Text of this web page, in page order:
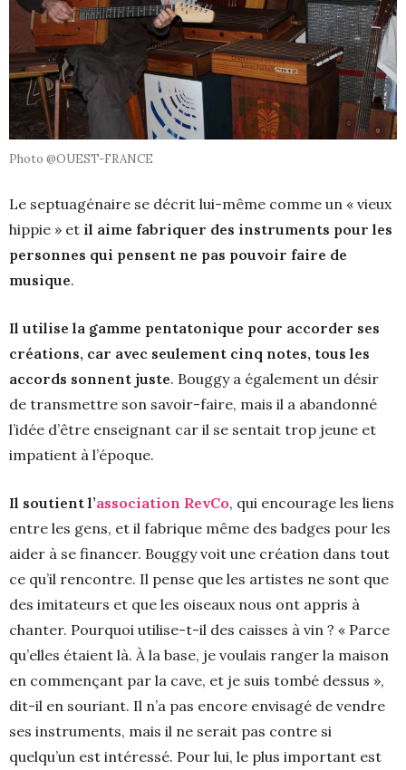
Photo @OUEST-FRANCE
Le septuagénaire se décrit lui-même comme un « vieux
hippie » et il aime fabriquer des instruments pour les
personnes qui pensent ne pas pouvoir faire de
musique.
Il utilise la gamme pentatonique pour accorder ses
créations, car avec seulement cinq notes, tous les
accords sonnent juste. Bouggy a également un désir
de transmettre son savoir-faire, mais il a abandonné
l’idée d’être enseignant car il se sentait trop jeune et
impatient à l’époque.
Il soutient l’association RevCo, qui encourage les liens
entre les gens, et il fabrique même des badges pour les
aider à se financer. Bouggy voit une création dans tout
ce qu’il rencontre. Il pense que les artistes ne sont que
des imitateurs et que les oiseaux nous ont appris à
chanter. Pourquoi utilise-t-il des caisses à vin ? « Parce
qu’elles étaient là. À la base, je voulais ranger la maison
en commençant par la cave, et je suis tombé dessus »,
dit-il en souriant. Il n’a pas encore envisagé de vendre
ses instruments, mais il ne serait pas contre si
quelqu’un est intéressé. Pour lui, le plus important est